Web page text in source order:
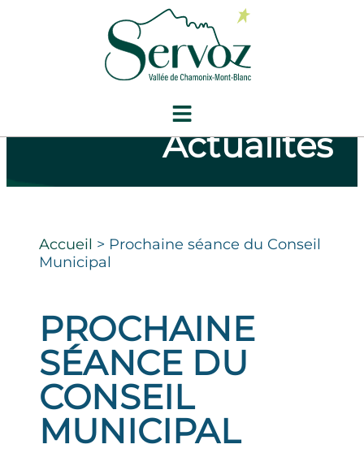
Actualités
Accueil > Prochaine séance du Conseil
Municipal
PROCHAINE
SÉANCE DU
CONSEIL
MUNICIPAL